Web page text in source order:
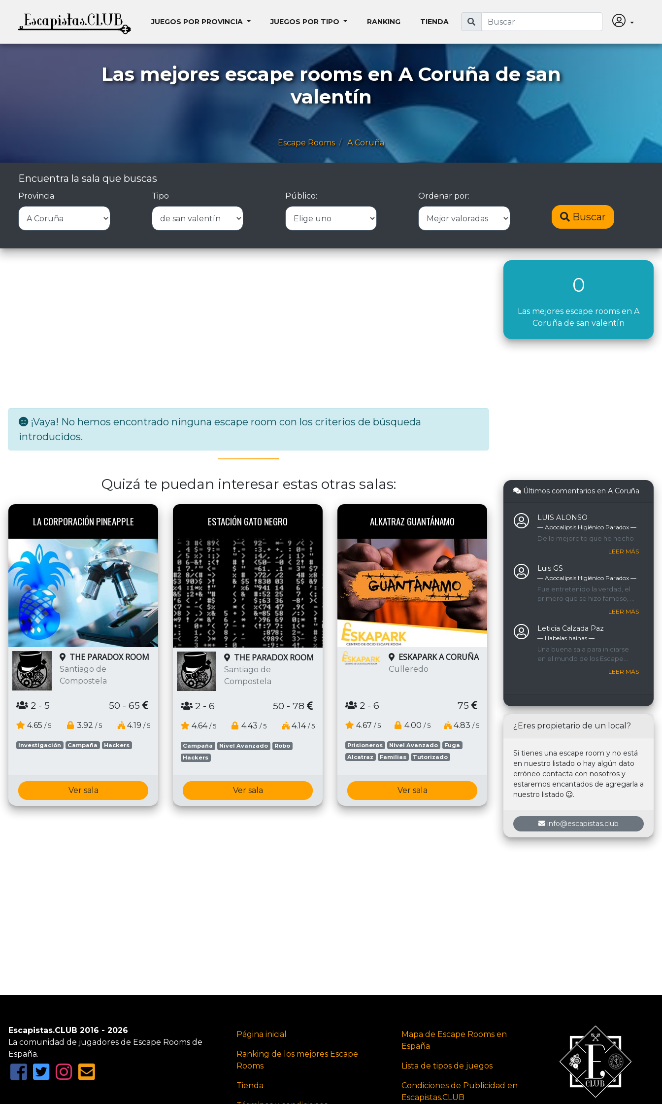
JUEGOS POR PROVINCIA JUEGOS POR TIPO RANKING TIENDA
Las mejores escape rooms en A Coruña de san
valentín
Escape Rooms A Coruña
Encuentra la sala que buscas
Provincia Tipo Público: Ordenar por:
Buscar
¡Vaya! No hemos encontrado ninguna escape room con los criterios de búsqueda
introducidos.
Quizá te puedan interesar estas otras salas:
LA CORPORACIÓN PINEAPPLE
THE PARADOX ROOM
Santiago de
Compostela
2 - 5 50 - 65
4.65 / 5 3.92 / 5 4.19 / 5
Investigación Campaña Hackers
Ver sala
ESTACIÓN GATO NEGRO
THE PARADOX ROOM
Santiago de
Compostela
2 - 6 50 - 78
4.64 / 5 4.43 / 5 4.14 / 5
Campaña Nivel Avanzado
Robo
Hackers
Ver sala
ALKATRAZ GUANTÁNAMO
ESKAPARK A CORUÑA
Culleredo
2 - 6 75
4.67 / 5 4.00 / 5 4.83 / 5
Prisioneros Nivel Avanzado
Fuga
Alcatraz
Familias Tutorizado
Ver sala
0
Las mejores escape rooms en A
Coruña de san valentín
Últimos comentarios en A Coruña
LUIS ALONSO
— Apocalipsis Higiénico Paradox ―
De lo mejorcito que he hecho
LEER MÁS
Luis GS
— Apocalipsis Higiénico Paradox ―
Fue entretenido la verdad, el
primero que se hizo famoso, y
el primero de muchos de los
LEER MÁS
Leticia Calzada Paz
— Habelas hainas ―
Una buena sala para iniciarse
en el mundo de los Escape
LEER MÁS
¿Eres propietario de un local?
Si tienes una escape room y no está
en nuestro listado o hay algún dato
erróneo contacta con nosotros y
estaremos encantados de agregarla a
nuestro listado
.
info@escapistas.club
Escapistas.CLUB 2016 - 2026
La comunidad de jugadores de Escape Rooms de
España.
Página inicial
Ranking de los mejores Escape
Rooms
Tienda
Mapa de Escape Rooms en
España
Lista de tipos de juegos
Condiciones de Publicidad en
Escapistas.CLUB